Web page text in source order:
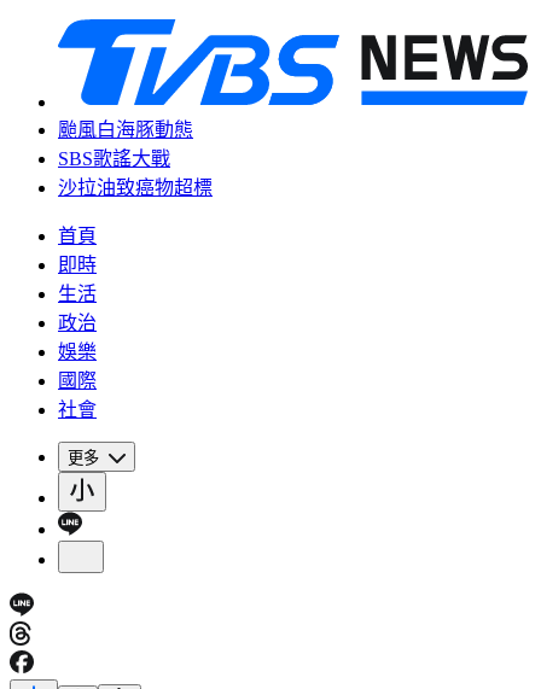
颱風白海豚動態
SBS歌謠大戰
沙拉油致癌物超標
首頁
即時
生活
政治
娛樂
國際
社會
更多